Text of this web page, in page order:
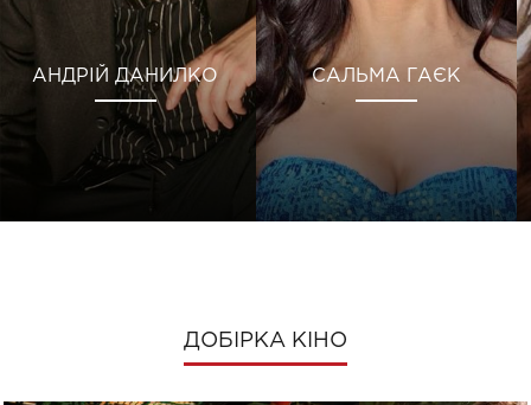
АНДРІЙ ДАНИЛКО САЛЬМА ГАЄК
ДОБІРКА КІНО